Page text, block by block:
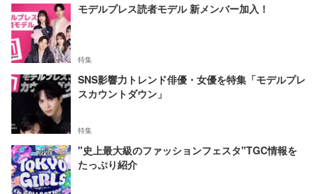
モデルプレス読者モデル 新メンバー加入！
特集
SNS影響力トレンド俳優・女優を特集「モデルプレ
スカウントダウン」
特集
"史上最大級のファッションフェスタ"TGC情報を
たっぷり紹介